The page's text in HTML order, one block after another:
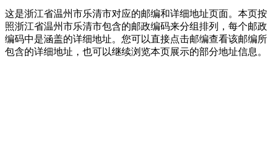
这是浙江省温州市乐清市对应的邮编和详细地址页面。本页按
照浙江省温州市乐清市包含的邮政编码来分组排列，每个邮政
编码中是涵盖的详细地址。您可以直接点击邮编查看该邮编所
包含的详细地址，也可以继续浏览本页展示的部分地址信息。